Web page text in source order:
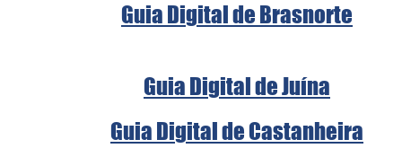
Guia Digital de Brasnorte
Guia Digital de Juína
Guia Digital de Castanheira